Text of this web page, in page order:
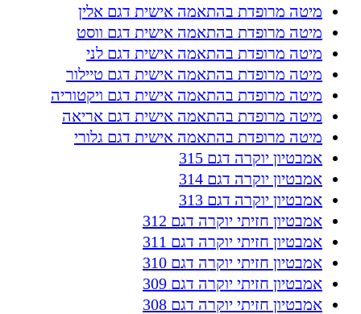
מיטה מרופדת בהתאמה אישית דגם אלין
מיטה מרופדת בהתאמה אישית דגם ווסט
מיטה מרופדת בהתאמה אישית דגם לני
מיטה מרופדת בהתאמה אישית דגם טיילור
מיטה מרופדת בהתאמה אישית דגם ויקטוריה
מיטה מרופדת בהתאמה אישית דגם אריאה
מיטה מרופדת בהתאמה אישית דגם גלורי
אמבטיון יוקרה דגם 315
אמבטיון יוקרה דגם 314
אמבטיון יוקרה דגם 313
אמבטיון חזיתי יוקרה דגם 312
אמבטיון חזיתי יוקרה דגם 311
אמבטיון חזיתי יוקרה דגם 310
אמבטיון חזיתי יוקרה דגם 309
אמבטיון חזיתי יוקרה דגם 308